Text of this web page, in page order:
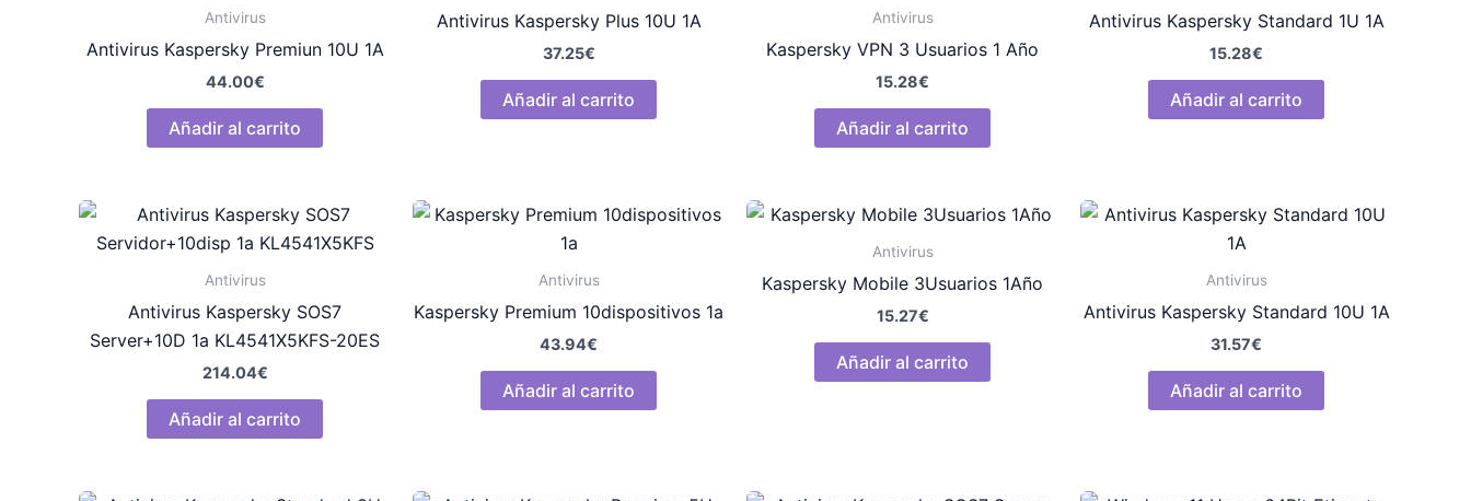
Antivirus
Antivirus Kaspersky Premiun 10U 1A
44.00€
Añadir al carrito
Antivirus Kaspersky Plus 10U 1A
37.25€
Añadir al carrito
Antivirus
Kaspersky VPN 3 Usuarios 1 Año
15.28€
Añadir al carrito
Antivirus Kaspersky Standard 1U 1A
15.28€
Añadir al carrito
Antivirus
Antivirus Kaspersky SOS7
Server+10D 1a KL4541X5KFS-20ES
214.04€
Añadir al carrito
Antivirus
Kaspersky Premium 10dispositivos 1a
43.94€
Añadir al carrito
Antivirus
Kaspersky Mobile 3Usuarios 1Año
15.27€
Añadir al carrito
Antivirus
Antivirus Kaspersky Standard 10U 1A
31.57€
Añadir al carrito